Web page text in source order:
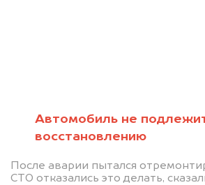
Автомобиль не
восстановлению
После аварии пытался
СТО отказались это делать,
разборку.